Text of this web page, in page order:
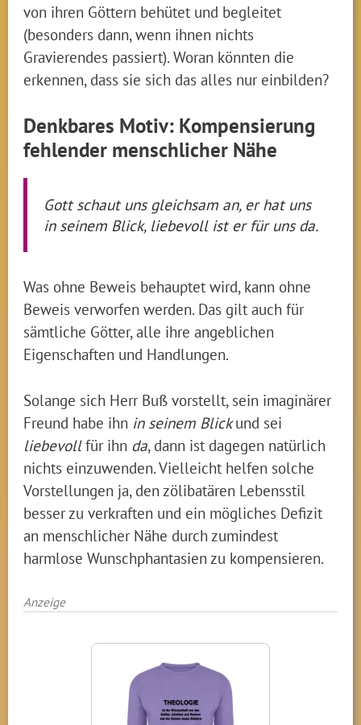
von ihren Göttern behütet und begleitet
(besonders dann, wenn ihnen nichts
Gravierendes passiert). Woran könnten die
erkennen, dass sie sich das alles nur einbilden?
Denkbares Motiv: Kompensierung
fehlender menschlicher Nähe
Gott schaut uns gleichsam an, er hat uns
in seinem Blick, liebevoll ist er für uns da.
Was ohne Beweis behauptet wird, kann ohne
Beweis verworfen werden. Das gilt auch für
sämtliche Götter, alle ihre angeblichen
Eigenschaften und Handlungen.
Solange sich Herr Buß vorstellt, sein imaginärer
Freund habe ihn in seinem Blickund sei
liebevollfür ihn da, dann ist dagegen natürlich
nichts einzuwenden. Vielleicht helfen solche
Vorstellungen ja, den zölibatären Lebensstil
besser zu verkraften und ein mögliches Defizit
an menschlicher Nähe durch zumindest
harmlose Wunschphantasien zu kompensieren.
Anzeige